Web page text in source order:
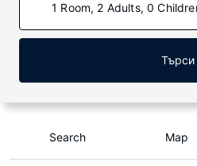
1 Room, 2 Adults, 0
Търси
Search Map